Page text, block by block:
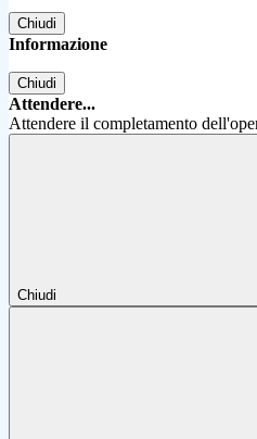
Chiudi
Informazione
Chiudi
Attendere...
Attendere il completamento
Chiudi